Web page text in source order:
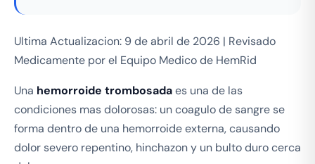
Ultima Actualizacion: 9 de abril de 2026 | Revisado
Medicamente por el Equipo Medico de HemRid
Una hemorroide trombosadaes una de las
condiciones mas dolorosas: un coagulo de sangre se
forma dentro de una hemorroide externa, causando
dolor severo repentino, hinchazon y un bulto duro cerca